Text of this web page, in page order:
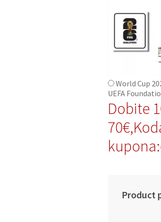
World Cup
UEFA
Dobite
Product